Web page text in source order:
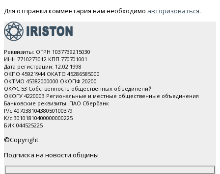
Для отправки комментария вам необходимо авторизоваться.
Реквизиты: ОГРН 1037739215030
ИНН 7710273012 КПП 770701001
Дата регистрации: 12.02.1998
ОКПО 45921944 ОКАТО 45286585000
ОКТМО 45382000000 ОКОПФ 20200
ОКФС 53 Собственность общественных объединений
ОКОГУ 4220003 Региональные и местные общественные объединения
Банковские реквизиты: ПАО Cбербанк
Р/с 40703810438050100379
К/с 30101810400000000225
БИК 044525225
©Copyright
Подписка на новости общины